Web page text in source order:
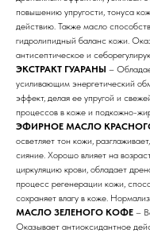
повышению упругости, тонуса
действию. Также масло
гидролипидный баланс кожи.
антисептическое и
ЭКСТРАКТ ГУАРАНЫ –
усиливающим энергетический
эффект, делая ее упругой и
процессов в коже и подкожно-
ЭФИРНОЕ МАСЛО
осветляет тон кожи,
сияние. Хорошо влияет на
циркуляцию крови, обладает
процесс регенерации кожи,
сохраняет влагу в коже.
МАСЛО ЗЕЛЕНОГО КОФЕ –
Оказывает антиоксидантное